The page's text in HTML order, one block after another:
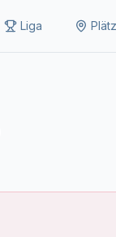
Liga